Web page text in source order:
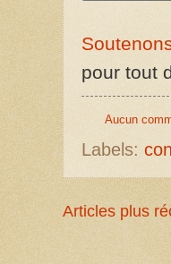
pour tout
Aucun
Labels:
Articles plus